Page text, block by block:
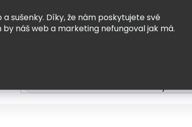
a sušenky. Díky, že nám poskytujete své
by náš web a marketing nefungoval jak má.